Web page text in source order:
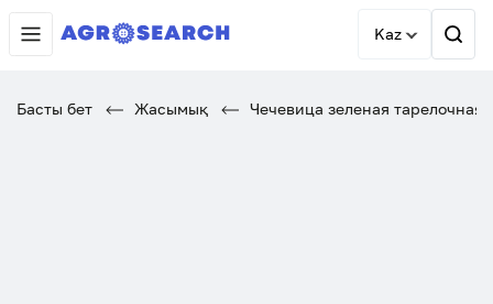
Kaz
Басты бет Жасымық Чечевица зеленая тарелочная